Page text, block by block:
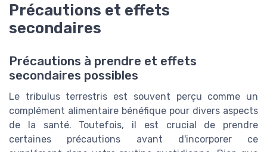
Précautions et effets
secondaires
Précautions à prendre et effets
secondaires possibles
Le tribulus terrestris est souvent perçu comme un
complément alimentaire bénéfique pour divers aspects
de la santé. Toutefois, il est crucial de prendre
certaines précautions avant d'incorporer ce